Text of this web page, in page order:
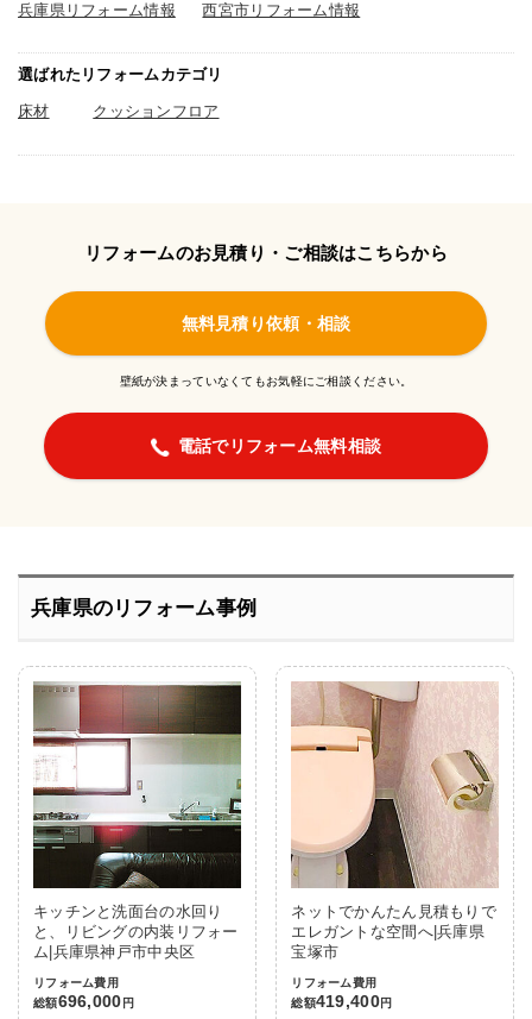
兵庫県リフォーム情報 西宮市リフォーム情報
選ばれたリフォームカテゴリ
床材 クッションフロア
リフォームのお見積り・ご相談はこちらから
無料見積り依頼・相談
壁紙が決まっていなくてもお気軽にご相談ください。
電話でリフォーム無料相談
兵庫県のリフォーム事例
キッチンと洗面台の水回り
と、リビングの内装リフォー
ム|兵庫県神戸市中央区
リフォーム費用
総額696,000 円
ネットでかんたん見積もりで
エレガントな空間へ|兵庫県
宝塚市
リフォーム費用
総額419,400円